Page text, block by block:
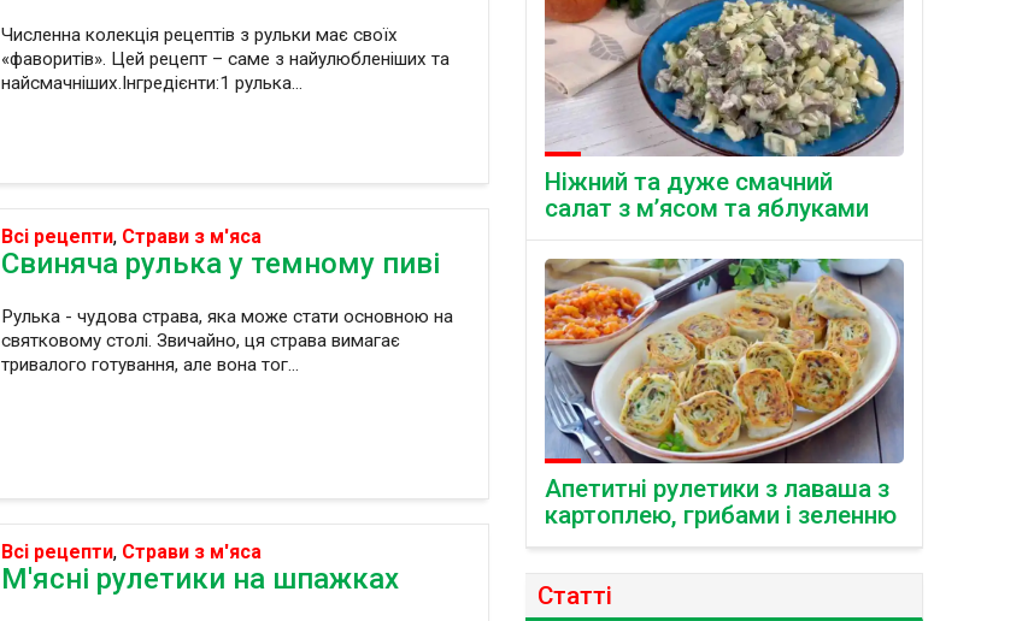
Численна колекція рецептів з рульки має своїх
«фаворитів». Цей рецепт – саме з найулюбленіших та
найсмачніших.Інгредієнти:1 рулька...
Всі рецепти, Страви з м'яса
Свиняча рулька у темному пиві
Рулька - чудова страва, яка може стати основною на
святковому столі. Звичайно, ця страва вимагає
тривалого готування, але вона тог...
Всі рецепти, Страви з м'яса
М'ясні рулетики на шпажках
Ніжний та дуже смачний
салат з м’ясом та яблуками
Апетитні рулетики з лаваша з
картоплею, грибами і зеленню
Статті